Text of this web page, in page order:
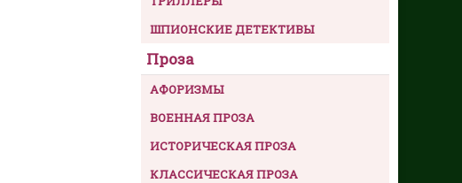
ШПИОНСКИЕ ДЕТЕКТИВЫ
Проза
АФОРИЗМЫ
ВОЕННАЯ ПРОЗА
ИСТОРИЧЕСКАЯ ПРОЗА
КЛАССИЧЕСКАЯ ПРОЗА